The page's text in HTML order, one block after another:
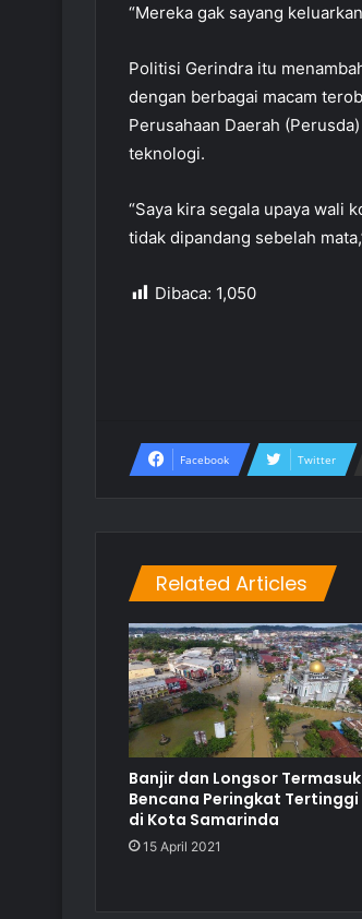
“Mereka gak sayang
Politisi Gerindra itu
dengan berbagai macam
Perusahaan Daerah
teknologi.
“Saya kira segala upaya wali
tidak dipandang sebelah
Dibaca: 1,050
Facebook Twitter
Related Articles
Banjir dan Longsor Termasuk
Bencana Peringkat Tertinggi
di Kota Samarinda
15 April 2021